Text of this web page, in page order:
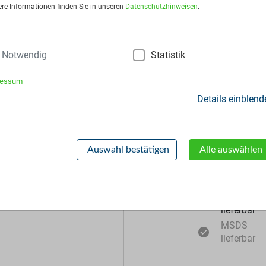
stellen
Zusätzliche
lieferbar
MSDS
lieferbar
Informationen finden Sie in unseren Datenschutzhinweisen.
Notwendig Statistik
Details
Auswahl bestätigen Alle auswählen